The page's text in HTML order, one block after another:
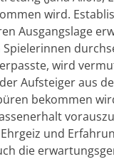
wird.
Ausgangslage
wird
Aufsteiger aus
bekommen
und
die